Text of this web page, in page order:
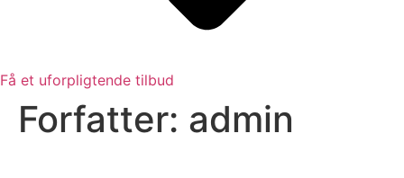
Få et uforpligtende tilbud
Forfatter: admin